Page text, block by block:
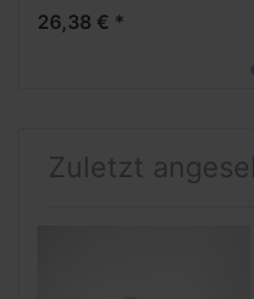
26,38 € *
Zuletzt